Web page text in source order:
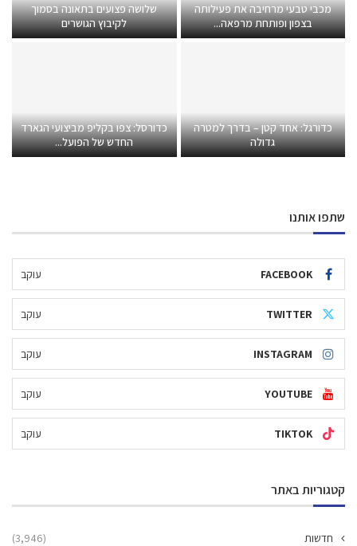
מכבי טבעי מרחיבה את פעילותה
בצפון ופותחת מרפאה...
שלושה פצועים בתאונה בסמוך
לקיבוץ הגושרים
כדורגל: אחד קטן – בדרך למטרה
גדולה
כדורסל: צפו בקליפ מביצועי הגארד
החדש של הפועל...
שתפו אותנו
FACEBOOK עוקב
TWITTER עוקב
INSTAGRAM עוקב
YOUTUBE עוקב
TIKTOK עוקב
קטגוריות באתר
חדשות (3,946)